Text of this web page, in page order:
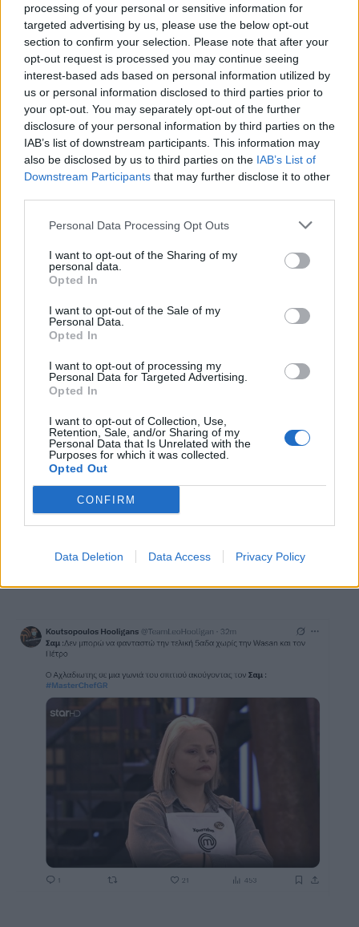
processing of your personal or sensitive information for
targeted advertising by us, please use the below opt-out
section to confirm your selection. Please note that after your
opt-out request is processed you may continue seeing
interest-based ads based on personal information utilized by
us or personal information disclosed to third parties prior to
your opt-out. You may separately opt-out of the further
disclosure of your personal information by third parties on the
IAB’s list of downstream participants. This information may
also be disclosed by us to third parties on the IAB’s List of
Downstream Participants that may further disclose it to other
Personal Data Processing Opt Outs
I want to opt-out of the Sharing of my
personal data.
Opted In
I want to opt-out of the Sale of my
Personal Data.
Opted In
I want to opt-out of processing my
Personal Data for Targeted Advertising.
Opted In
I want to opt-out of Collection, Use,
Retention, Sale, and/or Sharing of my
Personal Data that Is Unrelated with the
Purposes for which it was collected.
Opted Out
CONFIRM
Data Deletion Data Access Privacy Policy
αποχώρηση.
Το πήρε ξανά κατάκαρδα και θύμωσε- όχι
όπως την περασμένη εβδομάδα - γιατί
περίμενε πως δεν θα τον ξαναψήφιζαν και θα
προτιμούσαν μόνο τον Τάσο. Αλλά το
καταχάρηκε στη συνέχεια γιατί στη δοκιμασία
αποχώρησης είχε υψηλή βαθμολογία και
σώθηκε.
https://www.instagram.com/reel/DYDHj0EMsA
πολύτιμο πλεονέκτημα για να σώσει έναν
παίκτη τουκαι προτίμησε αυτή τη φορά τον
Σαμ που είχε επιτυχία στο γλυκό και έτσι πήρε
παράταση για μία εβδομάδα η αποχώρησή του
Τα spoilers δεν επιβεβαιώθηκαν στο απόλυτο.
Αλλά ότι θα φύγει ο Σαμ πριν την «μάχη των
μαχών», θα φύγει.Αυτό που μας έκανε
εντύπωση χθες, ήταν πως για πρώτη φορά ο
πως δεν θα ήθελε να αποχωρήσει.